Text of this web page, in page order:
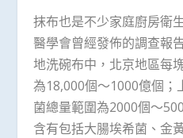
抹布也是不少家庭廚房衛
醫學會曾經發佈的調查報
地洗碗布中，北京地區每
為18,000個～1000億個；
菌總量範圍為2000個～
含有包括大腸埃希菌、金